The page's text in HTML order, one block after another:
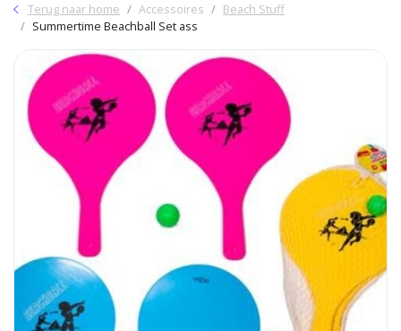
Terug naar home Accessoires
Beach Stuff
Summertime Beachball Set ass